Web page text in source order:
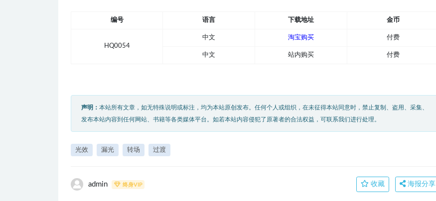
编号 语言 下载地址 金币
HQ0054
中文 淘宝购买 付费
中文 站内购买 付费
声明： 本站所有文章，如无特殊说明或标注，均为本站原创发布。任何个人或组织，在未征得本站同意时，禁止复制、盗用、采集、
发布本站内容到任何网站、书籍等各类媒体平台。如若本站内容侵犯了原著者的合法权益，可联系我们进行处理。
光效 漏光 转场 过渡
admin 终身VIP 收藏 海报分享